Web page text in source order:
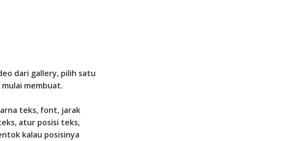
dari gallery, pilih satu
membuat.
teks, font, jarak
atur posisi teks,
kalau posisinya